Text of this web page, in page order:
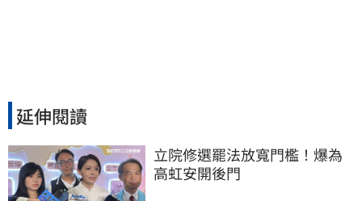
延伸閱讀
立院修選罷法放寬門檻！爆為
高虹安開後門